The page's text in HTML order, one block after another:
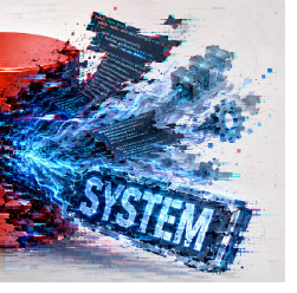
años soportaron fallos
aplicaciones complejas,
salió una nueva versión